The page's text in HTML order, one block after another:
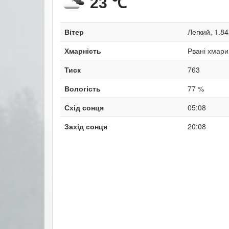
Вітер
Легкий,
Хмарність
Рвані хмари
Тиск
763
Вологість
77 %
Схід сонця
05:08
Захід сонця
20:08